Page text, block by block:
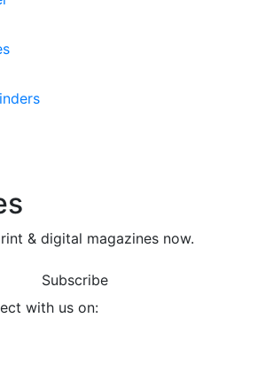
& digital magazines now.
Subscribe
with us on: